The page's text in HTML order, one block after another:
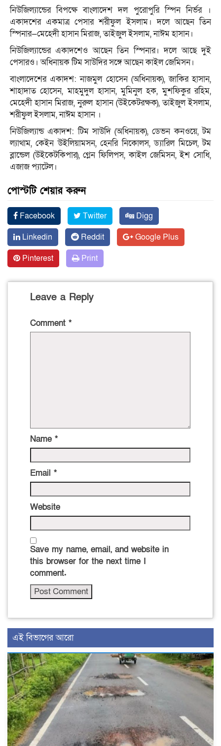
নিউজিল্যান্ডের বিপক্ষে বাংলাদেশ দল পুরোপুরি স্পিন নির্ভর ।
একাদশের একমাত্র পেসার শরীফুল ইসলাম। দলে আছেন তিন
স্পিনার—মেহেদী হাসান মিরাজ, তাইজুল ইসলাম, নাঈম হাসান।
নিউজিল্যান্ডের একাদশেও আছেন তিন স্পিনার। দলে আছে দুই
পেসারও। অধিনায়ক টিম সাউদির সঙ্গে আছেন কাইল জেমিসন।
বাংলাদেশের একাদশ: নাজমুল হোসেন (অধিনায়ক), জাকির হাসান,
শাহাদাত হোসেন, মাহমুদুল হাসান, মুমিনুল হক, মুশফিকুর রহিম,
মেহেদী হাসান মিরাজ, নুরুল হাসান (উইকেটরক্ষক), তাইজুল ইসলাম,
শরীফুল ইসলাম, নাঈম হাসান ।
নিউজিল্যান্ড একাদশ: টিম সাউদি (অধিনায়ক), ডেভন কনওয়ে, টম
ল্যাথাম, কেইন উইলিয়ামসন, হেনরি নিকোলস, ড্যারিল মিচেল, টম
ব্লান্ডেল (উইকেটকিপার), গ্লেন ফিলিপস, কাইল জেমিসন, ইশ সোধি,
এজাজ প্যাটেল।
পোস্টটি শেয়ার করুন
Facebook Twitter
Digg
Linkedin
Reddit
Google Plus
Pinterest
Print
Leave a Reply
Comment *
Name *
Email *
Website
Save my name, email, and website in
this browser for the next time I
comment.
এই বিভাগের আরো